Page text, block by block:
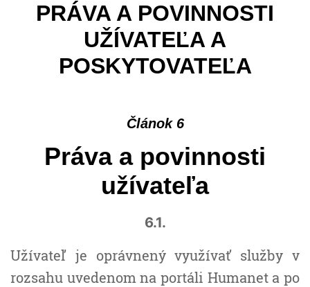
PRÁVA A POVINNOSTI
UŽÍVATEĽA A
POSKYTOVATEĽA
Článok 6
Práva a povinnosti
užívateľa
6.1.
Užívateľ je oprávnený využívať služby v
rozsahu uvedenom na portáli Humanet a po